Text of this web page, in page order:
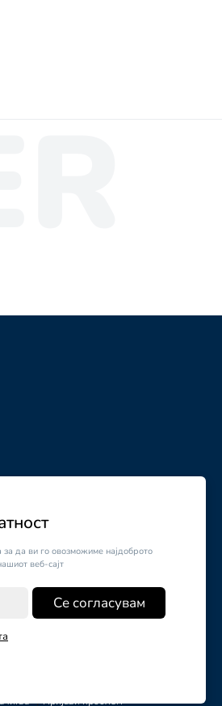
да ви го овозможиме најдоброто
веб-сајт
Се согласувам
| Пријави проблем